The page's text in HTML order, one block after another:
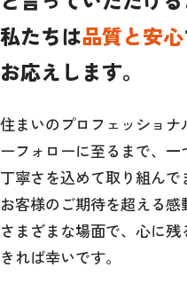
私たちは品質と安心
お応えします。
住まいのプロフェッショ
ーフォローに至るまで、
丁寧さを込めて取り組んで
お客様のご期待を超える感
さまざまな場面で、心に
きれば幸いです。